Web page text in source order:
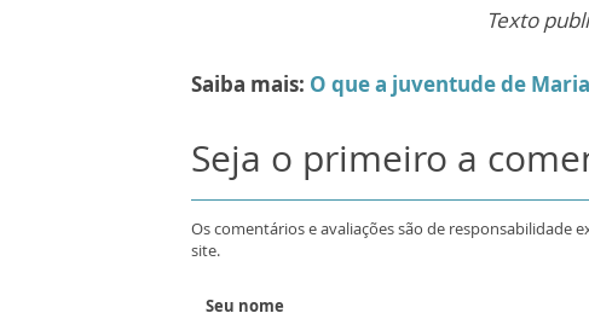
Texto
Saiba mais: O que a juventude de
Seja o primeiro a
Os comentários e avaliações são de responsabilidade
site.
Seu nome